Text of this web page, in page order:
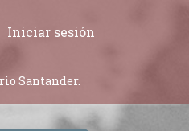
Iniciar sesión
Santander.